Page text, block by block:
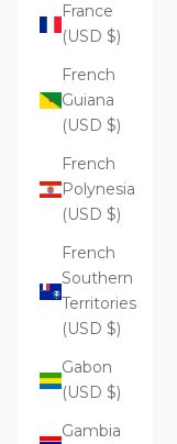
France
(USD $)
French
Guiana
(USD $)
French
Polynesia
(USD $)
French
Southern
Territories
(USD $)
Gabon
(USD $)
Gambia